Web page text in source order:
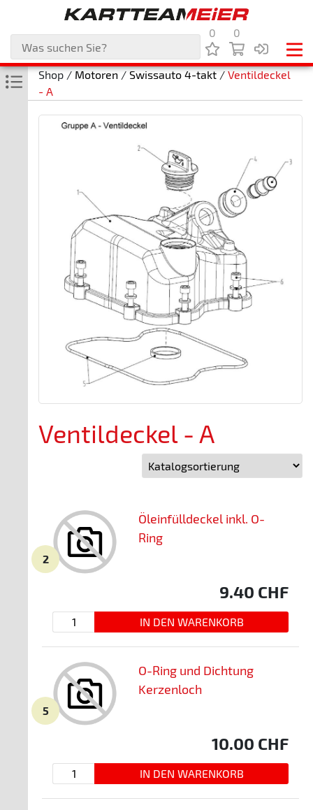
0 0
Shop /Motoren/Swissauto 4-takt/Ventildeckel
- A
Ventildeckel - A
2
Öleinfülldeckel inkl. O-
Ring
9.40 CHF
5
O-Ring und Dichtung
Kerzenloch
10.00 CHF